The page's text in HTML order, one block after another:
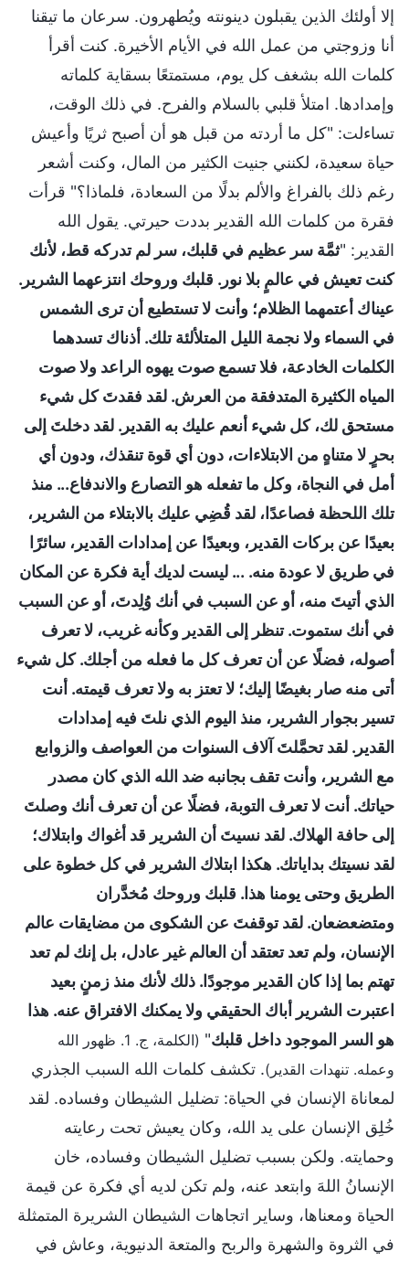
إلا أولئك الذين يقبلون دينونته ويُطهرون. سرعان ما تيقنا
أنا وزوجتي من عمل الله في الأيام الأخيرة. كنت أقرأ
كلمات الله بشغف كل يوم، مستمتعًا بسقاية كلماته
وإمدادها. امتلأ قلبي بالسلام والفرح. في ذلك الوقت،
تساءلت: "كل ما أردته من قبل هو أن أصبح ثريًا وأعيش
حياة سعيدة، لكنني جنيت الكثير من المال، وكنت أشعر
رغم ذلك بالفراغ والألم بدلًا من السعادة، فلماذا؟" قرأت
فقرة من كلمات الله القدير بددت حيرتي. يقول الله
القدير: "ثمَّة سر عظيم في قلبك، سر لم تدركه قط، لأنك
كنت تعيش في عالمٍ بلا نور. قلبك وروحك انتزعهما الشرير.
عيناك أعتمهما الظلام؛ وأنت لا تستطيع أن ترى الشمس
في السماء ولا نجمة الليل المتلألئة تلك. أذناك تسدهما
الكلمات الخادعة، فلا تسمع صوت يهوه الراعد ولا صوت
المياه الكثيرة المتدفقة من العرش. لقد فقدتَ كل شيء
مستحق لك، كل شيء أنعم عليك به القدير. لقد دخلتَ إلى
بحرٍ لا متناهٍ من الابتلاءات، دون أي قوة تنقذك، ودون أي
أمل في النجاة، وكل ما تفعله هو التصارع والاندفاع... منذ
تلك اللحظة فصاعدًا، لقد قُضِي عليك بالابتلاء من الشرير،
بعيدًا عن بركات القدير، وبعيدًا عن إمدادات القدير، سائرًا
في طريق لا عودة منه. ... ليست لديك أية فكرة عن المكان
الذي أتيتَ منه، أو عن السبب في أنك وُلِدتَ، أو عن السبب
في أنك ستموت. تنظر إلى القدير وكأنه غريب، لا تعرف
أصوله، فضلًا عن أن تعرف كل ما فعله من أجلك. كل شيء
أتى منه صار بغيضًا إليك؛ لا تعتز به ولا تعرف قيمته. أنت
تسير بجوار الشرير، منذ اليوم الذي نلتَ فيه إمدادات
القدير. لقد تحمَّلتَ آلاف السنوات من العواصف والزوابع
مع الشرير، وأنت تقف بجانبه ضد الله الذي كان مصدر
حياتك. أنت لا تعرف التوبة، فضلًا عن أن تعرف أنك وصلتَ
إلى حافة الهلاك. لقد نسيتَ أن الشرير قد أغواك وابتلاك؛
لقد نسيتك بداياتك. هكذا ابتلاك الشرير في كل خطوة على
الطريق وحتى يومنا هذا. قلبك وروحك مُخدَّران
ومتضعضعان. لقد توقفتَ عن الشكوى من مضايقات عالم
الإنسان، ولم تعد تعتقد أن العالم غير عادل، بل إنك لم تعد
تهتم بما إذا كان القدير موجودًا. ذلك لأنك منذ زمنٍ بعيد
اعتبرت الشرير أباك الحقيقي ولا يمكنك الافتراق عنه. هذا
هو السر الموجود داخل قلبك"
(الكلمة، ج. 1. ظهور الله
وعمله. تنهدات القدير). تكشف كلمات الله السبب الجذري
لمعاناة الإنسان في الحياة: تضليل الشيطان وفساده. لقد
خُلِق الإنسان على يد الله، وكان يعيش تحت رعايته
وحمايته. ولكن بسبب تضليل الشيطان وفساده، خان
الإنسانُ اللهَ وابتعد عنه، ولم تكن لديه أي فكرة عن قيمة
الحياة ومعناها، وساير اتجاهات الشيطان الشريرة المتمثلة
في الثروة والشهرة والربح والمتعة الدنيوية، وعاش في